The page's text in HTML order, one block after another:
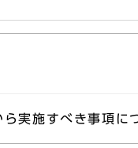
実施すべき事項に